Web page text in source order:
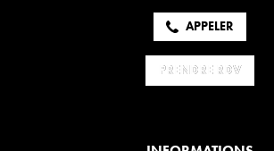
APPELER
PRENDRE RDV
PRENDRE RDV